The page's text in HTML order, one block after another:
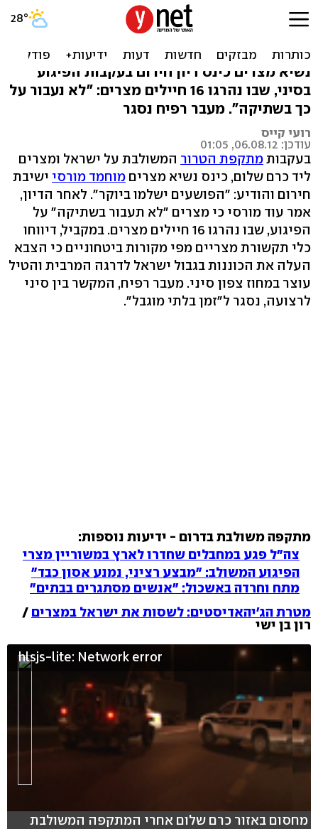
מורסי מגיב למתקפה
המשולבת: הפושעים ישלמו
נשיא מצרים כינס דיון חירום בעקבות הפיגוע
בסיני, שבו נהרגו 16 חיילים מצרים: "לא נעבור על
כך בשתיקה". מעבר רפיח נסגר
רועי קייס
עודכן: 06.08.12, 01:05
בעקבותמתקפת הטרור המשולבת על ישראל ומצרים
ליד כרם שלום, כינס נשיא מצרים מוחמד מורסי ישיבת
חירום והודיע: "הפושעים ישלמו ביוקר". לאחר הדיון,
אמר עוד מורסי כי מצרים "לא תעבור בשתיקה" על
הפיגוע, שבו נהרגו 16 חיילים מצרים. במקביל, דיווחו
כלי תקשורת מצריים מפי מקורות ביטחוניים כי הצבא
העלה את הכוננות בגבול ישראל לדרגה המרבית והטיל
עוצר במחוז צפון סיני. מעבר רפיח, המקשר בין סיני
לרצועה, נסגר ל"זמן בלתי מוגבל".
מתקפה משולבת בדרום - ידיעות נוספות:
צה"ל פגע במחבלים שחדרו לארץ במשוריין מצרי
הפיגוע המשולב: "מבצע רציני, נמנע אסון כבד"
מתח וחרדה באשכול: "אנשים מסתגרים בבתים"
מטרת הג'יהאדיסטים: לשסות את ישראל במצרים /
רון בן ישי
hlsjs-lite: Network error
מחסום באזור כרם שלום אחרי המתקפה המשולבת